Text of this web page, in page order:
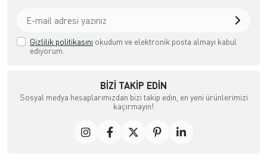
Gizlilik politikasını okudum ve elektronik posta almayı kabul
ediyorum.
BIZI TAKIP EDIN
Sosyal medya hesaplarımızdan bizi takip edin, en yeni ürünlerimizi
kaçırmayın!